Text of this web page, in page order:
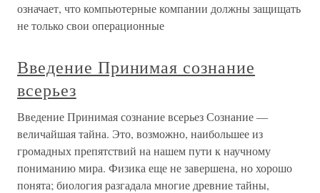
означает, что компьютерные компании должны защищать
не только свои операционные
Введение Принимая сознание
всерьез
Введение Принимая сознание всерьез Сознание —
величайшая тайна. Это, возможно, наибольшее из
громадных препятствий на нашем пути к научному
пониманию мира. Физика еще не завершена, но хорошо
понята; биология разгадала многие древние тайны,